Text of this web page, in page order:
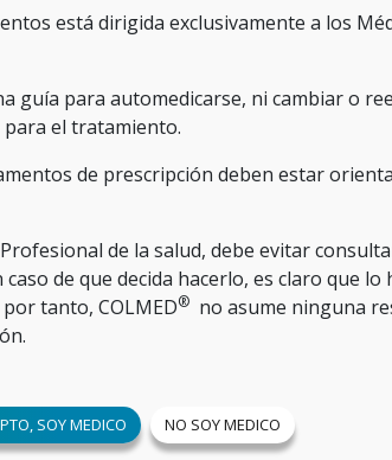
de medicamentos, ni reemplazar o
aprobadas por el INVIMA sin
profesionales de la salud.
está dirigida exclusivamente a los
guía para automedicarse, ni cambiar o
para el tratamiento.
de prescripción deben estar
de la salud, debe evitar
de que decida hacerlo, es claro que lo
tanto, COLMED® no asume ninguna
SOY MEDICO NO SOY MEDICO